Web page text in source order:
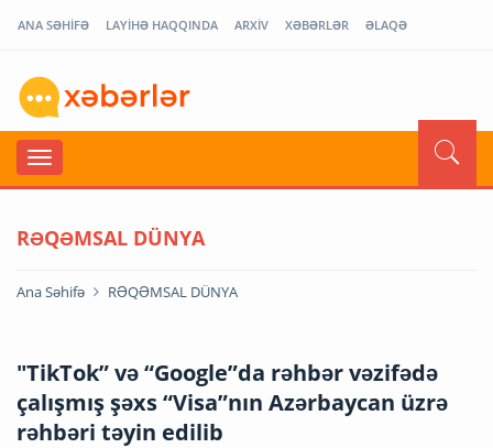
ANA SƏHİFƏ LAYİHƏ HAQQINDA ARXİV XƏBƏRLƏR ƏLAQƏ
RƏQƏMSAL DÜNYA
Ana Səhifə RƏQƏMSAL DÜNYA
"TikTok” və “Google”da rəhbər vəzifədə
çalışmış şəxs “Visa”nın Azərbaycan üzrə
rəhbəri təyin edilib